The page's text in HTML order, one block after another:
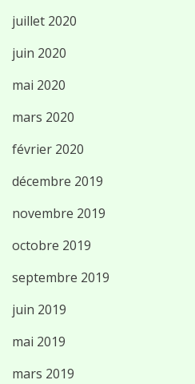
juillet 2020
juin 2020
mai 2020
mars 2020
février 2020
décembre 2019
novembre 2019
octobre 2019
septembre 2019
juin 2019
mai 2019
mars 2019